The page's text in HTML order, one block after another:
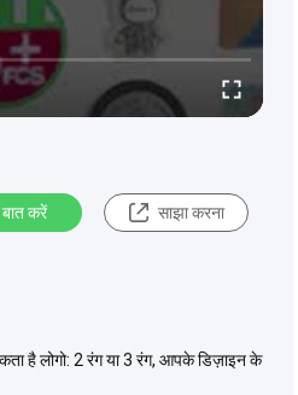
करें साझा करना
है लोगो: 2 रंग या 3 रंग, आपके डिज़ाइन के